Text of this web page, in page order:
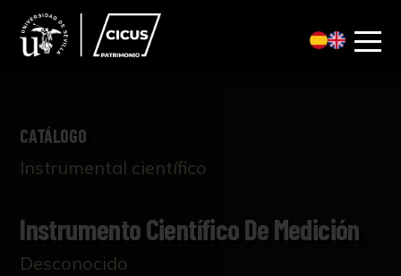
CATÁLOGO
Instrumental científico
Instrumento Científico De Medición
Desconocido